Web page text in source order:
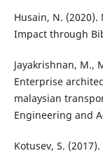
Husain, N.
Impact through
Jayakrishnan, M.,
Enterprise
malaysian
Engineering and
Kotusev, S.